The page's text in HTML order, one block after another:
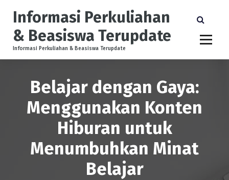
o
Informasi Perkuliahan
& Beasiswa Terupdate
Informasi Perkuliahan & Beasiswa Terupdate
Belajar dengan Gaya:
Menggunakan Konten
Hiburan untuk
Menumbuhkan Minat
Belajar